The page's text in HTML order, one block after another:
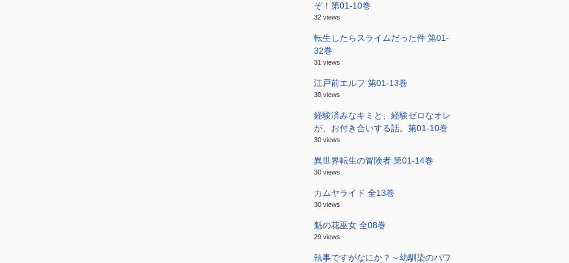
ぞ！第01-10巻
32 views
転生したらスライムだった件 第01-
32巻
31 views
江戸前エルフ 第01-13巻
30 views
経験済みなキミと、経験ゼロなオレ
が、お付き合いする話。第01-10巻
30 views
異世界転生の冒険者 第01-14巻
30 views
カムヤライド 全13巻
30 views
魁の花巫女 全08巻
29 views
執事ですがなにか？～幼馴染のパワ